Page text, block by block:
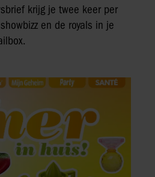
krijg je twee keer per
en de royals in je